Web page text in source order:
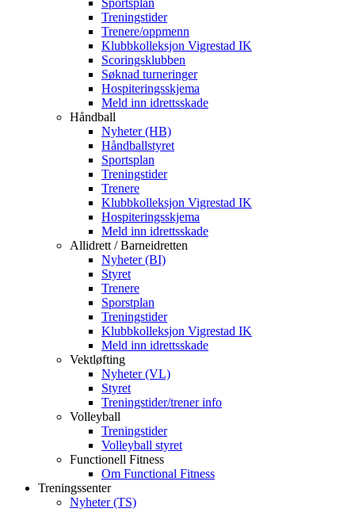
Sportsplan
Treningstider
Trenere/oppmenn
Klubbkolleksjon Vigrestad IK
Scoringsklubben
Søknad turneringer
Hospiteringsskjema
Meld inn idrettsskade
Håndball
Nyheter (HB)
Håndballstyret
Sportsplan
Treningstider
Trenere
Klubbkolleksjon Vigrestad IK
Hospiteringsskjema
Meld inn idrettsskade
Allidrett / Barneidretten
Nyheter (BI)
Styret
Trenere
Sporstplan
Treningstider
Klubbkolleksjon Vigrestad IK
Meld inn idrettsskade
Vektløfting
Nyheter (VL)
Styret
Treningstider/trener info
Volleyball
Treningstider
Volleyball styret
Functionell Fitness
Om Functional Fitness
Treningssenter
Nyheter (TS)